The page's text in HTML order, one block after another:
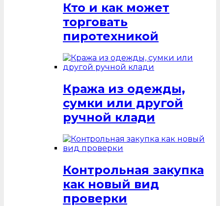
Кто и как может
торговать
пиротехникой
Кража из одежды,
сумки или другой
ручной клади
Контрольная закупка
как новый вид
проверки